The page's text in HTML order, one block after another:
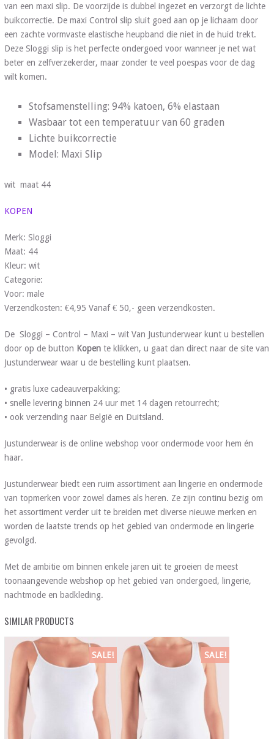
van een maxi slip. De voorzijde is dubbel ingezet en verzorgt de lichte
buikcorrectie. De maxi Control slip sluit goed aan op je lichaam door
een zachte vormvaste elastische heupband die niet in de huid trekt.
Deze Sloggi slip is het perfecte ondergoed voor wanneer je net wat
beter en zelfverzekerder, maar zonder te veel poespas voor de dag
wilt komen.
Stofsamenstelling: 94% katoen, 6% elastaan
Wasbaar tot een temperatuur van 60 graden
Lichte buikcorrectie
Model: Maxi Slip
wit maat 44
KOPEN
Merk: Sloggi
Maat: 44
Kleur: wit
Categorie:
Voor: male
Verzendkosten: €4,95 Vanaf € 50,- geen verzendkosten.
De Sloggi – Control – Maxi – wit Van Justunderwear kunt u bestellen
door op de button Kopente klikken, u gaat dan direct naar de site van
Justunderwear waar u de bestelling kunt plaatsen.
• gratis luxe cadeauverpakking;
• snelle levering binnen 24 uur met 14 dagen retourrecht;
• ook verzending naar België en Duitsland.
Justunderwear is de online webshop voor ondermode voor hem én
haar.
Justunderwear biedt een ruim assortiment aan lingerie en ondermode
van topmerken voor zowel dames als heren. Ze zijn continu bezig om
het assortiment verder uit te breiden met diverse nieuwe merken en
worden de laatste trends op het gebied van ondermode en lingerie
gevolgd.
Met de ambitie om binnen enkele jaren uit te groeien de meest
toonaangevende webshop op het gebied van ondergoed, lingerie,
nachtmode en badkleding.
SIMILAR PRODUCTS
SALE! SALE!